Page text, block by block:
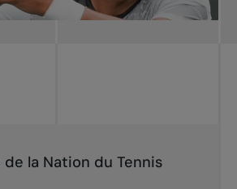
la Nation du Tennis